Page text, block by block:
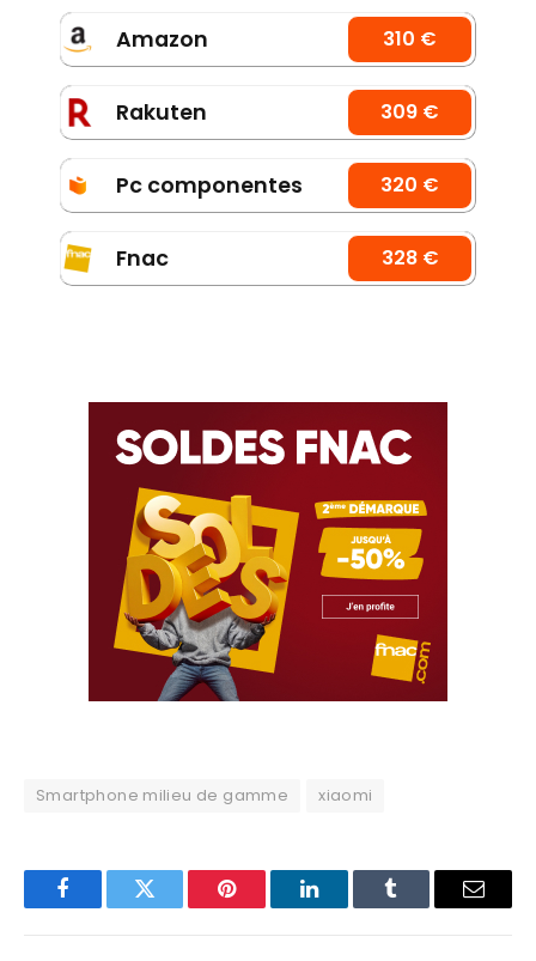
Amazon 310 €
Rakuten 309 €
Pc componentes 320 €
Fnac 328 €
Smartphone milieu de gamme xiaomi
FacebookTwitter Pinterest LinkedInTumblr Email